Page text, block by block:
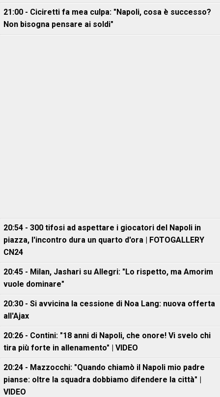
21:00 - Ciciretti fa mea culpa: "Napoli, cosa è successo?
Non bisogna pensare ai soldi"
20:54 - 300 tifosi ad aspettare i giocatori del Napoli in
piazza, l'incontro dura un quarto d'ora | FOTOGALLERY
CN24
20:45 - Milan, Jashari su Allegri: "Lo rispetto, ma Amorim
vuole dominare"
20:30 - Si avvicina la cessione di Noa Lang: nuova offerta
all'Ajax
20:26 - Contini: "18 anni di Napoli, che onore! Vi svelo chi
tira più forte in allenamento" | VIDEO
20:24 - Mazzocchi: "Quando chiamò il Napoli mio padre
pianse: oltre la squadra dobbiamo difendere la città" |
VIDEO